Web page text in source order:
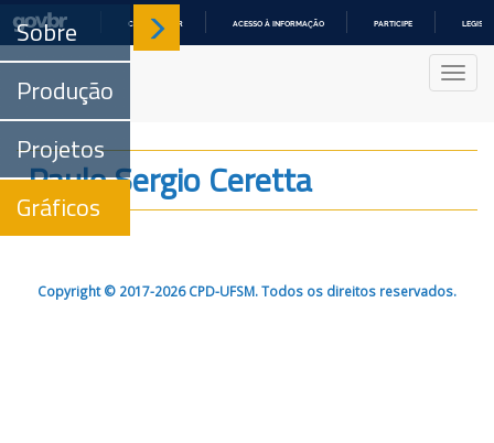
COMUNICA BR ACESSO À INFORMAÇÃO PARTICIPE
Sobre
Produção
Projetos
Gráficos
Paulo Sergio Ceretta
Copyright © 2017-2026 CPD-UFSM. Todos os direitos reservados.